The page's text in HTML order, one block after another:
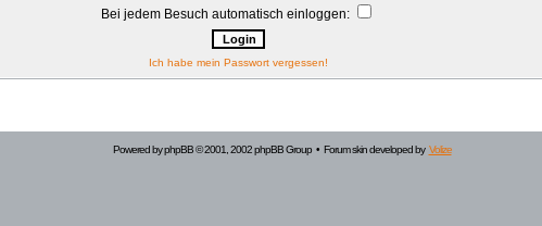
Bei jedem Besuch automatisch einloggen:
Ich habe mein Passwort vergessen!
Powered byphpBB© 2001, 2002 phpBB Group • Forum skin developed by Volize